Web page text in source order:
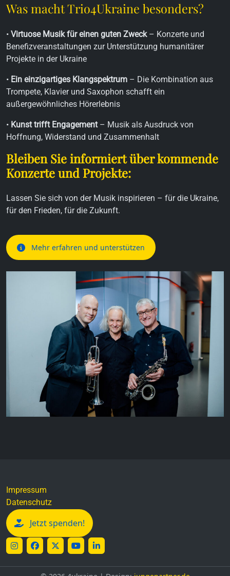
Was macht Trio4Ukraine besonders?
• Virtuose Musik für einen guten Zweck– Konzerte und
Benefizveranstaltungen zur Unterstützung humanitärer
Projekte in der Ukraine
• Ein einzigartiges Klangspektrum – Die Kombination aus
Trompete, Klavier und Saxophon schafft ein
außergewöhnliches Hörerlebnis
• Kunst trifft Engagement– Musik als Ausdruck von
Hoffnung, Widerstand und Zusammenhalt
Bleiben Sie informiert über kommende
Konzerte und Projekte:
Lassen Sie sich von der Musik inspirieren – für die Ukraine,
für den Frieden, für die Zukunft.
Mehr erfahren und unterstützen
Impressum
Datenschutz
Jetzt spenden!